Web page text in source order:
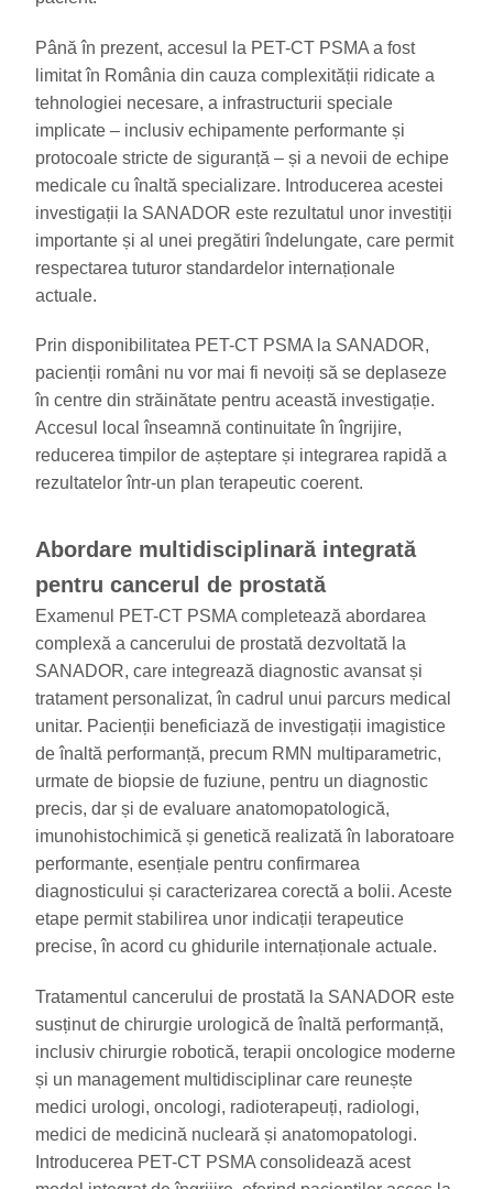
Până în prezent, accesul la PET-CT PSMA a fost
limitat în România din cauza complexității ridicate a
tehnologiei necesare, a infrastructurii speciale
implicate – inclusiv echipamente performante și
protocoale stricte de siguranță – și a nevoii de echipe
medicale cu înaltă specializare. Introducerea acestei
investigații la SANADOR este rezultatul unor investiții
importante și al unei pregătiri îndelungate, care permit
respectarea tuturor standardelor internaționale
actuale.
Prin disponibilitatea PET-CT PSMA la SANADOR,
pacienții români nu vor mai fi nevoiți să se deplaseze
în centre din străinătate pentru această investigație.
Accesul local înseamnă continuitate în îngrijire,
reducerea timpilor de așteptare și integrarea rapidă a
rezultatelor într-un plan terapeutic coerent.
Abordare multidisciplinară integrată
pentru cancerul de prostată
Examenul PET-CT PSMA completează abordarea
complexă a cancerului de prostată dezvoltată la
SANADOR, care integrează diagnostic avansat și
tratament personalizat, în cadrul unui parcurs medical
unitar. Pacienții beneficiază de investigații imagistice
de înaltă performanță, precum RMN multiparametric,
urmate de biopsie de fuziune, pentru un diagnostic
precis, dar și de evaluare anatomopatologică,
imunohistochimică și genetică realizată în laboratoare
performante, esențiale pentru confirmarea
diagnosticului și caracterizarea corectă a bolii. Aceste
etape permit stabilirea unor indicații terapeutice
precise, în acord cu ghidurile internaționale actuale.
Tratamentul cancerului de prostată la SANADOR este
susținut de chirurgie urologică de înaltă performanță,
inclusiv chirurgie robotică, terapii oncologice moderne
și un management multidisciplinar care reunește
medici urologi, oncologi, radioterapeuți, radiologi,
medici de medicină nucleară și anatomopatologi.
Introducerea PET-CT PSMA consolidează acest